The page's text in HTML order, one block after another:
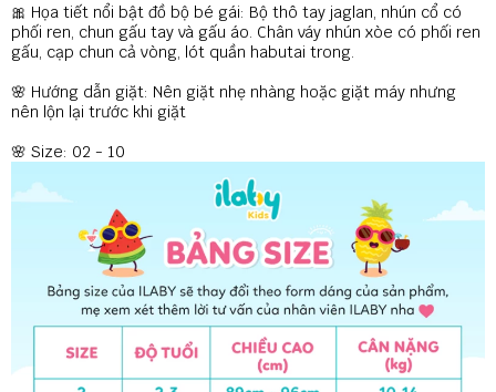
🎀 Họa tiết nổi bật đồ bộ bé gái: Bộ thô tay jaglan, nhún cổ có
phối ren, chun gấu tay và gấu áo. Chân váy nhún xòe có phối ren
gấu, cạp chun cả vòng, lót quần habutai trong.
🌸 Hướng dẫn giặt: Nên giặt nhẹ nhàng hoặc giặt máy nhưng
nên lộn lại trước khi giặt
🌸 Size: 02 - 10